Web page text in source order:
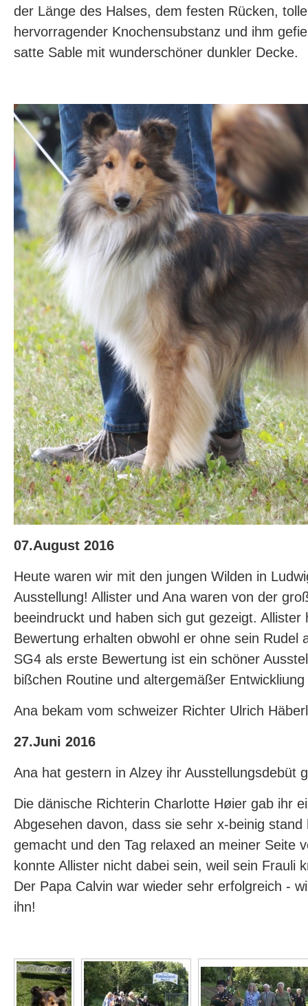
der Länge des Halses, dem festen Rücken,
hervorragender Knochensubstanz und ihm
satte Sable mit wunderschöner dunkler Decke.
07.August 2016
Heute waren wir mit den jungen Wilden in
Ausstellung! Allister und Ana waren von der
beeindruckt und haben sich gut gezeigt. Allister
Bewertung erhalten obwohl er ohne sein Rudel
SG4 als erste Bewertung ist ein schöner
bißchen Routine und altergemäßer
Ana bekam vom schweizer Richter Ulrich
27.Juni 2016
Ana hat gestern in Alzey ihr Ausstellungsdebüt
Die dänische Richterin Charlotte Høier gab ihr
Abgesehen davon, dass sie sehr x-beinig
gemacht und den Tag relaxed an meiner Seite
konnte Allister nicht dabei sein, weil sein Frauli
Der Papa Calvin war wieder sehr erfolgreich -
ihn!